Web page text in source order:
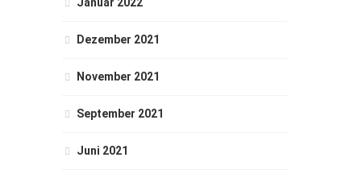
Dezember 2021
November 2021
September 2021
Juni 2021